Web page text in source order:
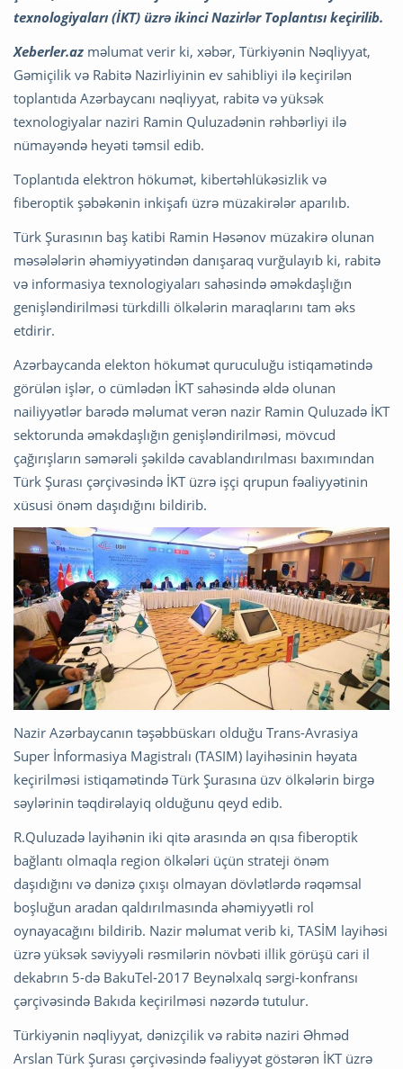
texnologiyaları (İKT) üzrə ikinci Nazirlər Toplantısı keçirilib.
Xeberler.az məlumat verir ki, xəbər, Türkiyənin Nəqliyyat,
Gəmiçilik və Rabitə Nazirliyinin ev sahibliyi ilə keçirilən
toplantıda Azərbaycanı nəqliyyat, rabitə və yüksək
texnologiyalar naziri Ramin Quluzadənin rəhbərliyi ilə
nümayəndə heyəti təmsil edib.
Toplantıda elektron hökumət, kibertəhlükəsizlik və
fiberoptik şəbəkənin inkişafı üzrə müzakirələr aparılıb.
Türk Şurasının baş katibi Ramin Həsənov müzakirə olunan
məsələlərin əhəmiyyətindən danışaraq vurğulayıb ki, rabitə
və informasiya texnologiyaları sahəsində əməkdaşlığın
genişləndirilməsi türkdilli ölkələrin maraqlarını tam əks
etdirir.
Azərbaycanda elekton hökumət quruculuğu istiqamətində
görülən işlər, o cümlədən İKT sahəsində əldə olunan
nailiyyətlər barədə məlumat verən nazir Ramin Quluzadə İKT
sektorunda əməkdaşlığın genişləndirilməsi, mövcud
çağırışların səmərəli şəkildə cavablandırılması baxımından
Türk Şurası çərçivəsində İKT üzrə işçi qrupun fəaliyyətinin
xüsusi önəm daşıdığını bildirib.
Nazir Azərbaycanın təşəbbüskarı olduğu Trans-Avrasiya
Super İnformasiya Magistralı (TASIM) layihəsinin həyata
keçirilməsi istiqamətində Türk Şurasına üzv ölkələrin birgə
səylərinin təqdirəlayiq olduğunu qeyd edib.
R.Quluzadə layihənin iki qitə arasında ən qısa fiberoptik
bağlantı olmaqla region ölkələri üçün strateji önəm
daşıdığını və dənizə çıxışı olmayan dövlətlərdə rəqəmsal
boşluğun aradan qaldırılmasında əhəmiyyətli rol
oynayacağını bildirib. Nazir məlumat verib ki, TASİM layihəsi
üzrə yüksək səviyyəli rəsmilərin növbəti illik görüşü cari il
dekabrın 5-də BakuTel-2017 Beynəlxalq sərgi-konfransı
çərçivəsində Bakıda keçirilməsi nəzərdə tutulur.
Türkiyənin nəqliyyat, dənizçilik və rabitə naziri Əhməd
Arslan Türk Şurası çərçivəsində fəaliyyət göstərən İKT üzrə